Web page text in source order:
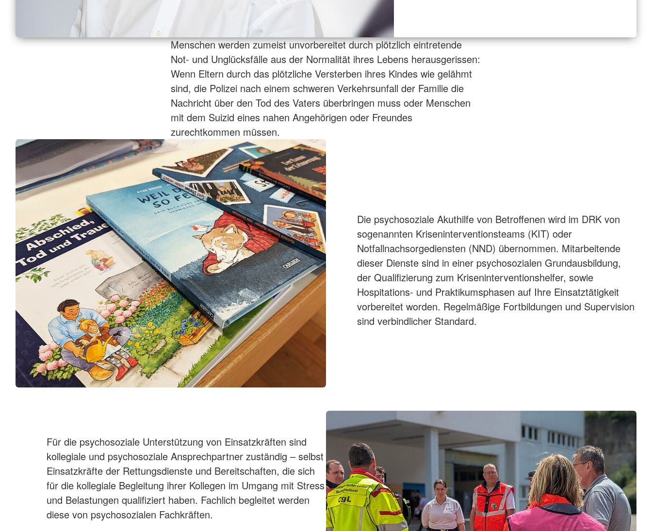
Menschen werden zumeist unvorbereitet durch plötzlich eintretende
Not- und Unglücksfälle aus der Normalität ihres Lebens herausgerissen:
Wenn Eltern durch das plötzliche Versterben ihres Kindes wie gelähmt
sind, die Polizei nach einem schweren Verkehrsunfall der Familie die
Nachricht über den Tod des Vaters überbringen muss oder Menschen
mit dem Suizid eines nahen Angehörigen oder Freundes
zurechtkommen müssen.
Die psychosoziale Akuthilfe von Betroffenen wird im DRK von
sogenannten Kriseninterventionsteams (KIT) oder
Notfallnachsorgediensten (NND) übernommen. Mitarbeitende
dieser Dienste sind in einer psychosozialen Grundausbildung,
der Qualifizierung zum Kriseninterventionshelfer, sowie
Hospitations- und Praktikumsphasen auf Ihre Einsatztätigkeit
vorbereitet worden. Regelmäßige Fortbildungen und Supervision
sind verbindlicher Standard.
Für die psychosoziale Unterstützung von Einsatzkräften sind
kollegiale und psychosoziale Ansprechpartner zuständig – selbst
Einsatzkräfte der Rettungsdienste und Bereitschaften, die sich
für die kollegiale Begleitung ihrer Kollegen im Umgang mit Stress
und Belastungen qualifiziert haben. Fachlich begleitet werden
diese von psychosozialen Fachkräften.